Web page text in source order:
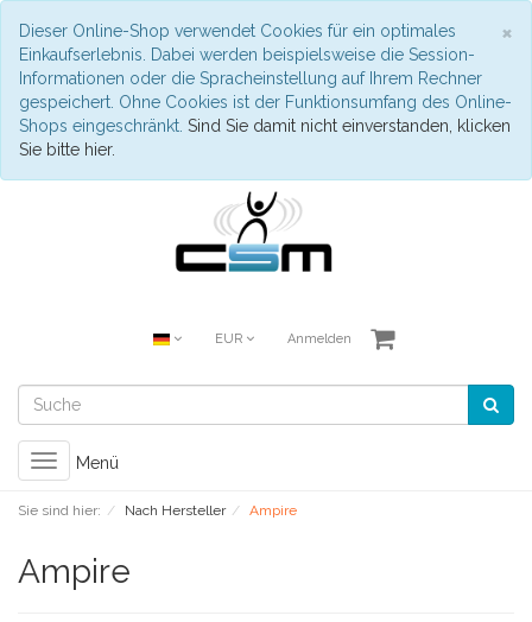
×
Dieser Online-Shop verwendet Cookies für ein optimales
Einkaufserlebnis. Dabei werden beispielsweise die Session-
Informationen oder die Spracheinstellung auf Ihrem Rechner
gespeichert. Ohne Cookies ist der Funktionsumfang des Online-
Shops eingeschränkt. Sind Sie damit nicht einverstanden, klicken
Sie bitte hier.
EUR Anmelden
Toggle
navigation
Menü
Sie sind hier: Nach Hersteller Ampire
Ampire